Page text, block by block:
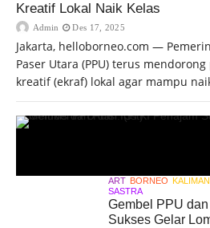
Kreatif Lokal Naik Kelas
Admin Des 17, 2025
Jakarta, helloborneo.com —
Paser Utara (PPU) terus
kreatif (ekraf) lokal agar mampu
ART BORNEO
SASTRA
Gembel PPU
Sukses Gelar